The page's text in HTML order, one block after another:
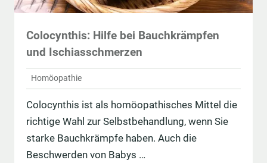
Colocynthis: Hilfe bei Bauchkrämpfen
und Ischiasschmerzen
Homöopathie
Colocynthis ist als homöopathisches Mittel die
richtige Wahl zur Selbstbehandlung, wenn Sie
starke Bauchkrämpfe haben. Auch die
Beschwerden von Babys …